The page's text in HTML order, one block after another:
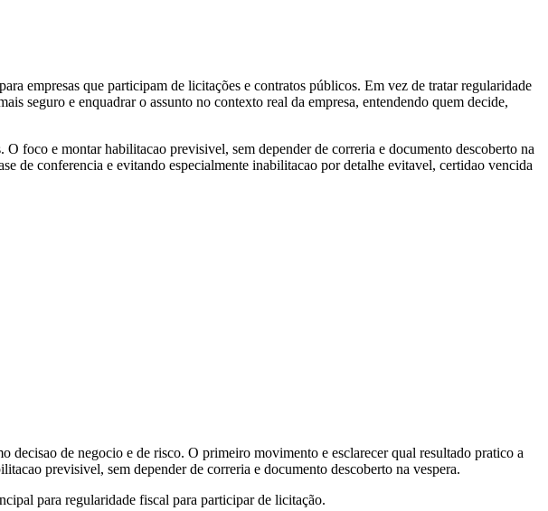
empresas que participam de licitações e contratos públicos. Em vez de tratar regularidade
seguro e enquadrar o assunto no contexto real da empresa, entendendo quem decide,
foco e montar habilitacao previsivel, sem depender de correria e documento descoberto na
de conferencia e evitando especialmente inabilitacao por detalhe evitavel, certidao vencida
de negocio e de risco. O primeiro movimento e esclarecer qual resultado pratico a
previsivel, sem depender de correria e documento descoberto na vespera.
para regularidade fiscal para participar de licitação.